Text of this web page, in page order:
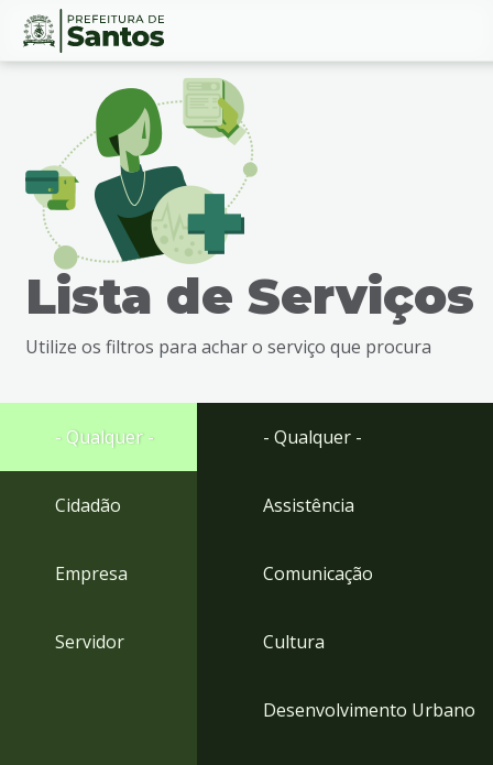
Ir
busca
Ir
rodapé
Conteúdo
Lista de Serviços
Utilize os filtros para achar o serviço que procura
- Qualquer -
Cidadão
Empresa
Servidor
- Qualquer -
Assistência
Comunicação
Cultura
Desenvolvimento Urbano